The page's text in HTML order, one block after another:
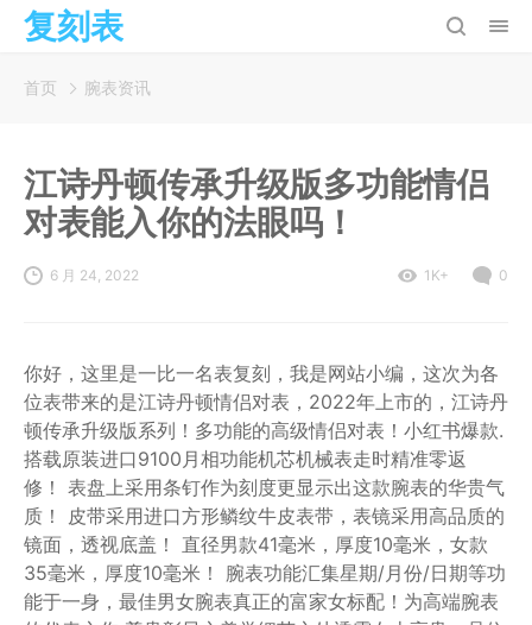
复刻表
首页 腕表资讯
江诗丹顿传承升级版多功能情侣
对表能入你的法眼吗！
6 月 24, 2022 1K+ 0
你好，这里是一比一名表复刻，我是网站小编，这次为各
位表带来的是江诗丹顿情侣对表，2022年上市的，江诗丹
顿传承升级版系列！多功能的高级情侣对表！小红书爆款.
️搭载原装进口9100月相功能机芯机械表走时精准零返
修！ ️表盘上采用条钉作为刻度更显示出这款腕表的华贵气
质！ ️皮带采用进口方形鳞纹牛皮表带，表镜采用高品质的
镜面，透视底盖！ ️直径男款41毫米，厚度10毫米，女款
35毫米，厚度10毫米！ ️腕表功能汇集星期/月份/日期等功
能于一身，最佳男女腕表真正的富家女标配！为高端腕表